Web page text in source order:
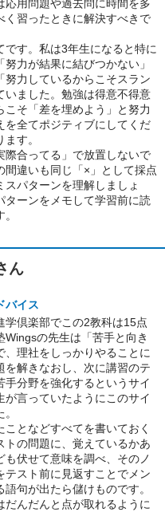
用問題や過去問に時間を多
く習ったときに解決すべきで
す。私は3年生になると特に
力が結果に結びつかない」
努力しているからこそスラン
いました。勉強は得意不得意
そ「差を埋めよう」と努力
を全てポジティブにしてくだ
す。
際合ってる」で放置しないで
間違いも同じ「×」として採点
パターンを理解しましょ
ターンをメモして学習前に読
ん
バイス
学倶楽部でこの2教科は15点
の先生は「苦手と向き
理社をしっかりやることに
を解きなおし、次に講習のテ
分野を強化するというサイ
言っていたようにこのサイ
となどすべてを書いておく
トの問題に、覚えているかあ
伏せて意味を調べ、そのノ
テスト前に見返すことでメン
句が出たら儲けものです。
んだんと点が取れるように